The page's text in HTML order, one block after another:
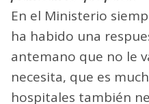
En el Ministerio
ha habido una
antemano que no le
necesita, que es
hospitales también